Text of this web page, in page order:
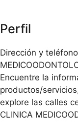
Perfil
Dirección y
Encuentre la
productos/
explore las calles
CLINICA